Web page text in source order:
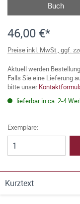
Buch
46,00 €*
Preise inkl. MwSt., ggf.
Aktuell werden
Falls Sie eine Lieferung
bitte unser
lieferbar in ca. 2-4
Exemplare:
Kurztext